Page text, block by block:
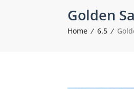
Golden
Home 6.5